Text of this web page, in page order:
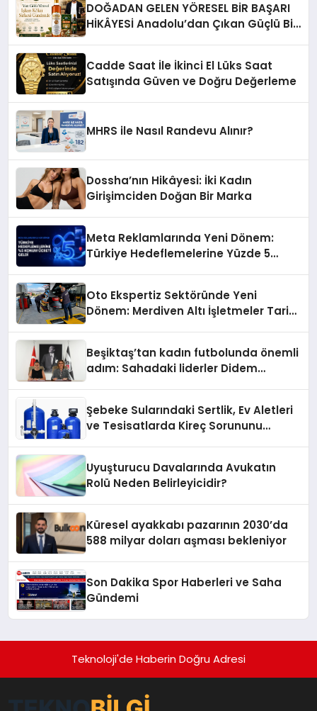
DOĞADAN GELEN YÖRESEL BİR BAŞARI
HİKÂYESİ Anadolu’dan Çıkan Güçlü Bir
Cadde Saat İle İkinci El Lüks Saat
Satışında Güven ve Doğru Değerleme
MHRS ile Nasıl Randevu Alınır?
Dossha’nın Hikâyesi: İki Kadın
Girişimciden Doğan Bir Marka
Meta Reklamlarında Yeni Dönem:
Türkiye Hedeflemelerine Yüzde 5
Oto Ekspertiz Sektöründe Yeni
Dönem: Merdiven Altı İşletmeler Tarih
Beşiktaş’tan kadın futbolunda önemli
adım: Sahadaki liderler Didem
Şebeke Sularındaki Sertlik, Ev Aletleri
ve Tesisatlarda Kireç Sorununu
Uyuşturucu Davalarında Avukatın
Rolü Neden Belirleyicidir?
Küresel ayakkabı pazarının 2030’da
588 milyar doları aşması bekleniyor
Son Dakika Spor Haberleri ve Saha
Gündemi
Teknoloji'de Haberin Doğru Adresi